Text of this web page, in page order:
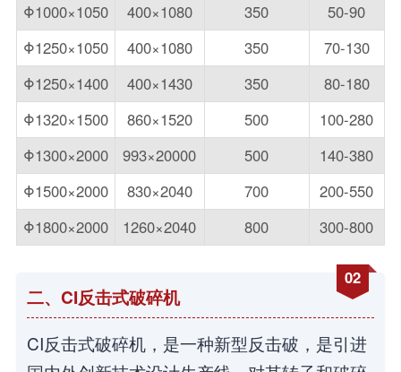
Φ1000×1050
400×1080 350
50-90
Φ1250×1050
400×1080 350
70-130
Φ1250×1400
400×1430 350
80-180
Φ1320×1500
860×1520 500
100-280
Φ1300×2000
993×20000 500
140-380
Φ1500×2000
830×2040 700
200-550
Φ1800×2000
1260×2040 800 300-800
02
二、CI反击式破碎机
CI反击式破碎机，是一种新型反击破，是引进